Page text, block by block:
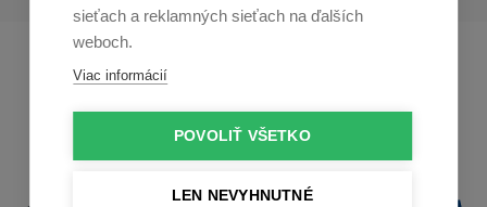
Profikuchař.cz
sieťach a reklamných sieťach na ďalších
weboch.
Viac informácií
POVOLIŤ VŠETKO
LEN NEVYHNUTNÉ